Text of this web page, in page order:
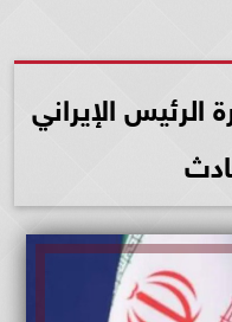
الرئيس الإيراني